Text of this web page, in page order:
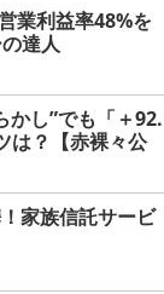
業利益率48%を
達人
かし”でも「＋92.
は？【赤裸々公
家族信託サービ